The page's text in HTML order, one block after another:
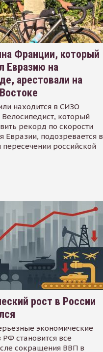
Франции, который
Евразию на
арестовали на
находится в СИЗО
Велосипедист, который
рекорд по скорости
Евразии, подозревается в
пересечении российской
рост в России
экономические
становится все
сокращения ВВП в